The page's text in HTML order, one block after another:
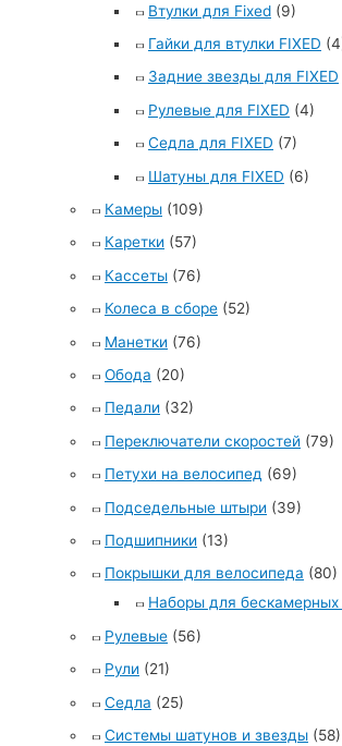
Втулки для Fixed (9)
Гайки для втулки FIXED
Задние звезды для FIXED
Рулевые для FIXED (4)
Седла для FIXED (7)
Шатуны для FIXED (6)
Камеры (109)
Каретки (57)
Кассеты (76)
Колеса в сборе (52)
Манетки (76)
Обода (20)
Педали (32)
Переключатели скоростей (79)
Петухи на велосипед (69)
Подседельные штыри (39)
Подшипники (13)
Покрышки для велосипеда (80)
Наборы для
Рулевые (56)
Рули (21)
Седла (25)
Системы шатунов и звезды (58)